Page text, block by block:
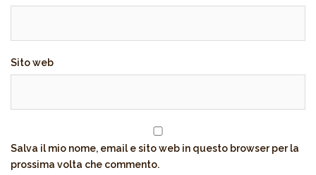
Sito web
Salva il mio nome, email e sito web in questo browser per la
prossima volta che commento.